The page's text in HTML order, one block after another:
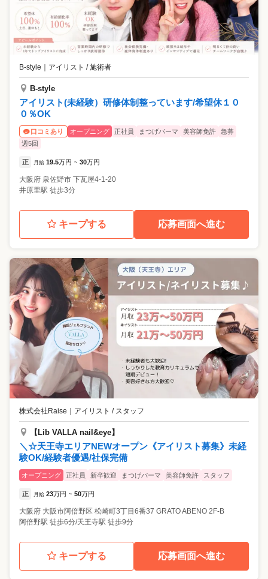
B-style アイリスト / 施術者
B-style
アイリスト(未経験）研修体制整っています/希望休１０
０％OK
口コミあり オープニング 正社員 まつげパーマ 美容師免許
急募
週5回
正 月給 19.5万円 ~ 30万円
大阪府 泉佐野市 下瓦屋4-1-20
井原里駅 徒歩3分
キープする 応募画面へ進む
株式会社Raise アイリスト / スタッフ
【Lib VALLA nail&eye】
＼☆天王寺エリアNEWオープン《アイリスト募集》未経
験OK/経験者優遇/社保完備
オープニング 正社員 新卒歓迎 まつげパーマ 美容師免許 スタッフ
正 月給 23万円 ~ 50万円
大阪府 大阪市阿倍野区 松崎町3丁目6番37 GRATO ABENO 2F-B
阿倍野駅 徒歩6分/天王寺駅 徒歩9分
キープする 応募画面へ進む